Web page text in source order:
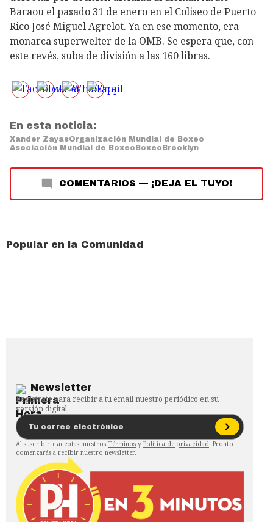
Baraou el pasado 31 de enero en el Coliseo de Puerto
Rico José Miguel Agrelot. Ya en ese momento, era
monarca superwelter de la OMB. Se espera que, con
este revés, suba de división a las 160 libras.
En esta noticia:
Xander ZayasOrganización Mundial de Boxeo
Asociación Mundial de Boxeo Boxeo Brooklyn
COMENTARIOS — ¡DEJA EL TUYO!
Popular en la Comunidad
Newsletter
Regístrate para recibir a tu email nuestro periódico en su
versión digital.
Al suscribirte aceptas nuestros Términos y Política de privacidad. Pronto
comenzarás a recibir nuestro newsletter.